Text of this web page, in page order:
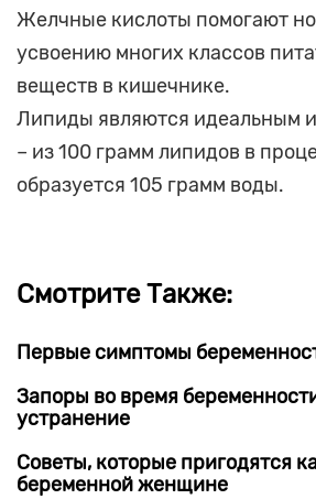
Желчные кислоты помогают
усвоению многих классов
веществ в кишечнике.
Липиды являются идеальным
– из 100 грамм липидов в
образуется 105 грамм воды.
Смотрите Также:
Первые симптомы
Запоры во время
устранение
Советы, которые пригодятся
беременной женщине